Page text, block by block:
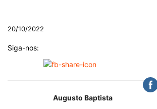
20/10/2022
Siga-nos:
Augusto Baptista